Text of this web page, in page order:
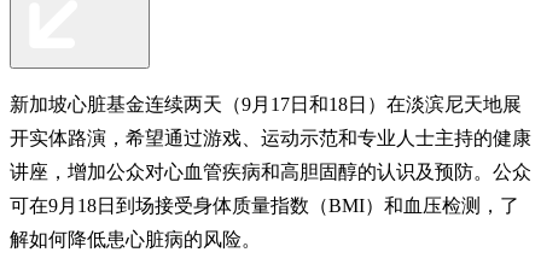
新加坡心脏基金连续两天（9月17日和18日）在淡滨尼天地展
开实体路演，希望通过游戏、运动示范和专业人士主持的健康
讲座，增加公众对心血管疾病和高胆固醇的认识及预防。公众
可在9月18日到场接受身体质量指数（BMI）和血压检测，了
解如何降低患心脏病的风险。